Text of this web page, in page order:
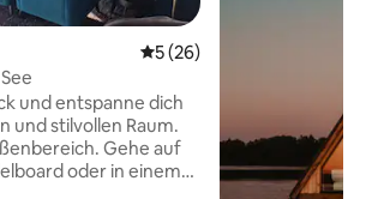
Durchschnittliche
5 (26)
und entspanne dich
und stilvollen Raum.
Gehe auf
oder in einem